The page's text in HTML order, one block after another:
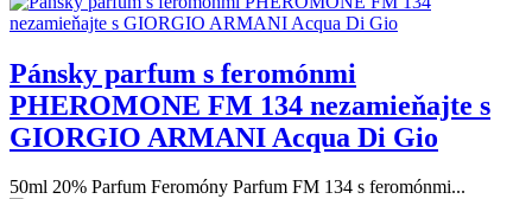
Pánsky parfum s feromónmi
PHEROMONE FM 134 nezamieňajte s
GIORGIO ARMANI Acqua Di Gio
50ml 20% Parfum Feromóny Parfum FM 134 s feromónmi...